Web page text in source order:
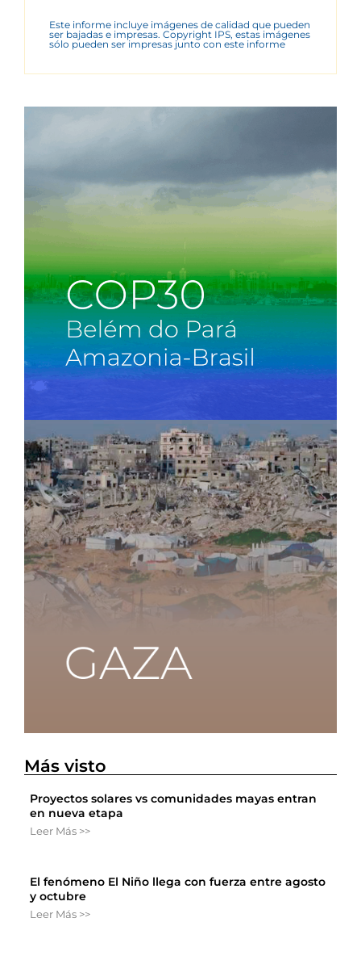
Este informe incluye imágenes de calidad que pueden
ser bajadas e impresas. Copyright IPS, estas imágenes
sólo pueden ser impresas junto con este informe
Más visto
Proyectos solares vs comunidades mayas entran
en nueva etapa
Leer Más >>
El fenómeno El Niño llega con fuerza entre agosto
y octubre
Leer Más >>